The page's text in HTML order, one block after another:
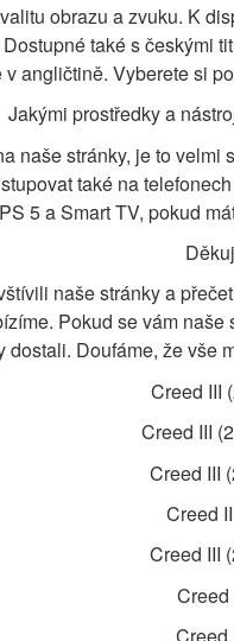
obrazu a zvuku. K
také s českými
v angličtině. Vyberete si
Jakými prostředky a
naše stránky, je to
také na
5 a Smart TV, pokud
naše stránky a
Pokud se vám
dostali. Doufáme, že vše
Creed III
Creed III
Creed III
Creed
Creed III
Creed